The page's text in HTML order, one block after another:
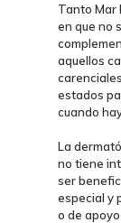
Tanto Mar
en que no
aquellos
estados
cuando
La
no tiene
ser
especial y
o de apoyo